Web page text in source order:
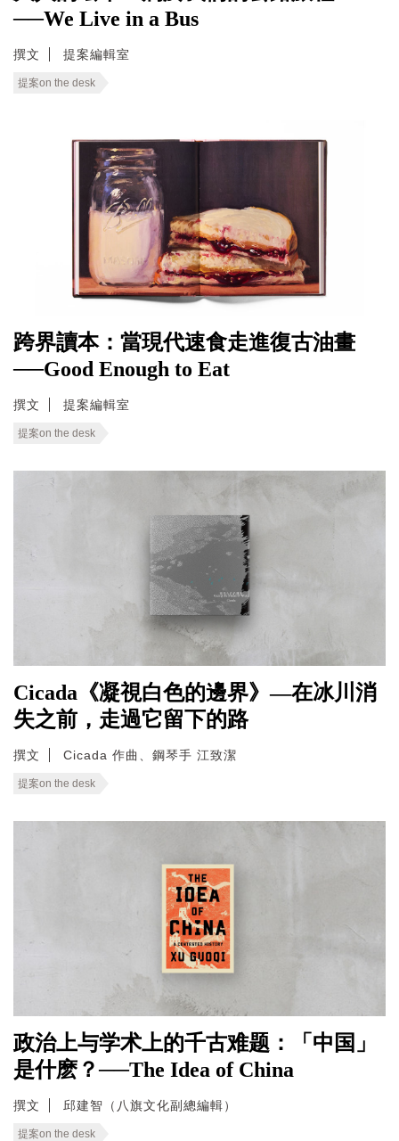
──We Live in a Bus
撰文 提案編輯室
提案on the desk
跨界讀本：當現代速食走進復古油畫
──Good Enough to Eat
撰文 提案編輯室
提案on the desk
Cicada《凝視白色的邊界》—在冰川消
失之前，走過它留下的路
撰文 Cicada 作曲、鋼琴手 江致潔
提案on the desk
政治上与学术上的千古难题：「中国」
是什麽？──The Idea of China
撰文 邱建智（八旗文化副總編輯）
提案on the desk